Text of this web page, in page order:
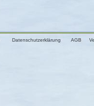
Datenschutzerklärung AGB